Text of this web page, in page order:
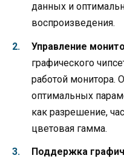
данных и
воспроизведения.
Управление
графического
работой монитора.
оптимальных
как разрешение,
цветовая гамма.
Поддержка